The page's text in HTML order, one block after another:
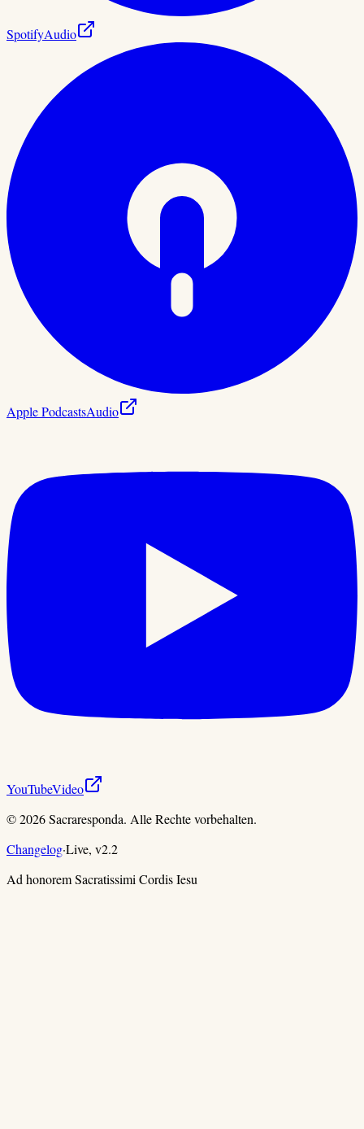
SpotifyAudio
Apple PodcastsAudio
YouTubeVideo
©2026Sacraresponda. Alle Rechte vorbehalten.
Changelog·Live, v2.2
Ad honorem Sacratissimi Cordis Iesu